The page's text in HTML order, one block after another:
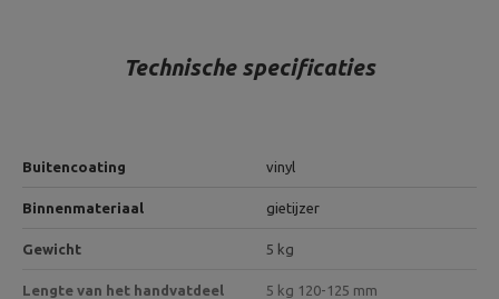
Technische specificaties
Buitencoating vinyl
Binnenmateriaal gietijzer
Gewicht 5 kg
Lengte van het handvatdeel 5 kg 120-125 mm